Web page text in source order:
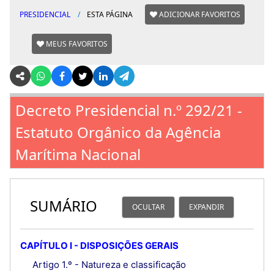
PRESIDENCIAL
ESTA PÁGINA ADICIONAR FAVORITOS
MEUS FAVORITOS
Decreto Presidencial n.º 292/21 -
Estatuto Orgânico da Agência
Marítima Nacional
SUMÁRIO OCULTAR EXPANDIR
CAPÍTULO I - DISPOSIÇÕES GERAIS
Artigo 1.º - Natureza e classificação